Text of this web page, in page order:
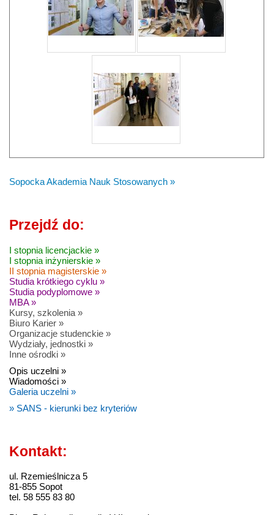
Sopocka Akademia Nauk Stosowanych »
Przejdź do:
I stopnia licencjackie »
I stopnia inżynierskie »
II stopnia magisterskie »
Studia krótkiego cyklu »
Studia podyplomowe »
MBA »
Kursy, szkolenia »
Biuro Karier »
Organizacje studenckie »
Wydziały, jednostki »
Inne ośrodki »
Opis uczelni »
Wiadomości »
Galeria uczelni »
» SANS - kierunki bez kryteriów
Kontakt:
ul. Rzemieślnicza 5
81-855 Sopot
tel. 58 555 83 80